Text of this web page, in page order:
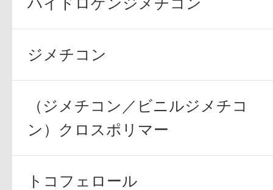
ジメチコン
（ジメチコン／ビニルジメチコ
ン）クロスポリマー
トコフェロール